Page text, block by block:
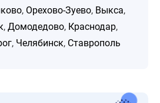
, Орехово-Зуево, Выкса,
, Домодедово, Краснодар,
, Челябинск, Ставрополь